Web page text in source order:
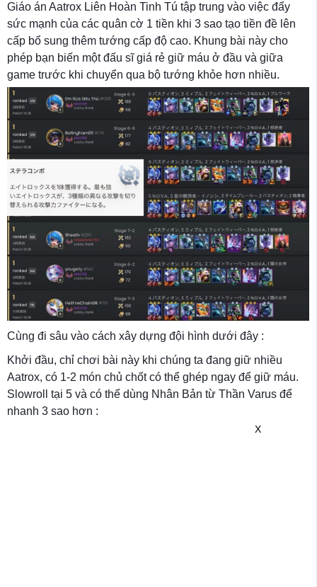
Giáo án Aatrox Liên Hoàn Tinh Tú tập trung vào việc đẩy
sức mạnh của các quân cờ 1 tiền khi 3 sao tạo tiền đề lên
cấp bổ sung thêm tướng cấp độ cao. Khung bài này cho
phép bạn biến một đấu sĩ giá rẻ giữ máu ở đầu và giữa
game trước khi chuyển qua bộ tướng khỏe hơn nhiều.
Cùng đi sâu vào cách xây dựng đội hình dưới đây :
Khởi đầu, chỉ chơi bài này khi chúng ta đang giữ nhiều
Aatrox, có 1-2 món chủ chốt có thể ghép ngay để giữ máu.
Slowroll tại 5 và có thể dùng Nhân Bản từ Thần Varus để
nhanh 3 sao hơn :
X